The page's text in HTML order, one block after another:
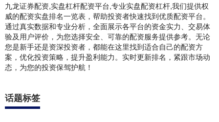
九龙证券配资,实盘杠杆配资平台,专业实盘配资杠杆,我们提供权
威的配资实盘排名一览表，帮助投资者快速找到优质配资平台。
通过真实数据和专业分析，全面展示各平台的资金实力、交易体
验及用户评价，为您选择安全、可靠的配资服务提供参考。无论
您是新手还是资深投资者，都能在这里找到适合自己的配资方
案，优化投资策略，提升盈利能力。实时更新排名，紧跟市场动
态，为您的投资保驾护航！
话题标签